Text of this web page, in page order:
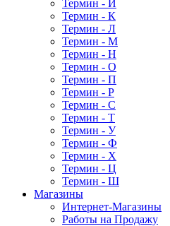
Термин - И
Термин - К
Термин - Л
Термин - М
Термин - Н
Термин - О
Термин - П
Термин - Р
Термин - С
Термин - Т
Термин - У
Термин - Ф
Термин - Х
Термин - Ц
Термин - Ш
Магазины
Интернет-Магазины
Работы на Продажу